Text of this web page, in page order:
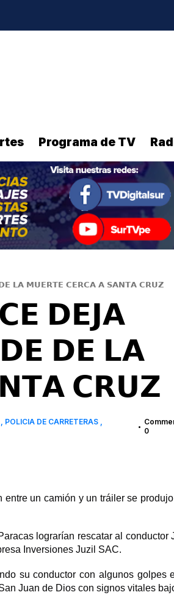
Programa de TV
𝗟𝗔 𝗠𝗨𝗘𝗥𝗧𝗘 𝗖𝗘𝗥𝗖𝗔 𝗔 𝗦𝗔𝗡𝗧𝗔 𝗖𝗥𝗨𝗭
𝗗𝗘𝗝𝗔
𝗗𝗘 𝗟𝗔
𝗖𝗥𝗨𝗭
POLICIA DE CARRETERAS
• 0
un camión y un tráiler se
lograrían rescatar al conductor
Inversiones Juzil SAC.
su conductor con algunos golpes
Juan de Dios con signos vitales